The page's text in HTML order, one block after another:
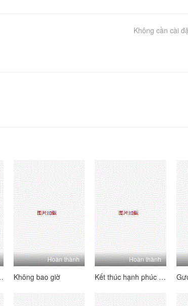
Không cần cài
mạnh
Hoàn thành
Không bao giờ
Hoàn thành
Kết thúc hạnh phúc đầu tiên của tôi